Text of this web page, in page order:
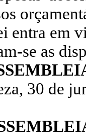
entra em
se as
30 de